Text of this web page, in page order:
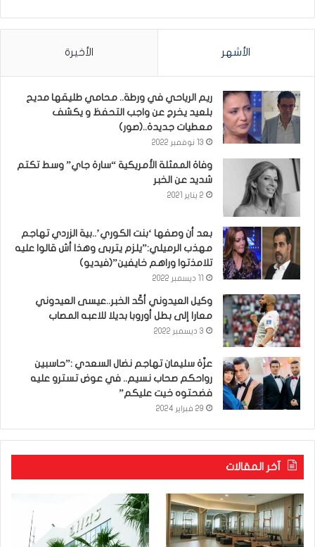
الأشهر الأخيرة
ريم الرياحي في ورطة.. محامي طليقها مديح
بلعيد يخرج عن واجب التحفظ و يكشف
معطيات جديدة..(صور)
13 نوفمبر 2022
وفاة الممثلة الأمريكية “سارة جاي” وسط تكتم
شديد عن الخبر
2 يناير 2021
بعد أن وصفها ‘بنت الكوري’..بية الزردي تهاجم
مهذب الرميلي:”يلزم يتربى وهذا أش قالوا عليه
تلامذتوا وراهم خايفين”(فيديو)
وكيل العيدوني أكّد الخبر..عيسى العيدوني
معارا إلى بطل أوروبا بديلا للاعبه المصاب
3 ديسمبر 2022
عزّة سليمان تهاجم نضال السعدي :”حاسبين
رواحكم صحاب نسيم.. في عوض تسترو عليه
فضحتوه خيت عليكم”
29 فبراير 2024
آخر المقالات